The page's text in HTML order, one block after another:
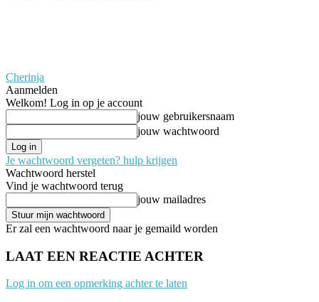
Cherinja
Aanmelden
Welkom! Log in op je account
jouw gebruikersnaam
jouw wachtwoord
Je wachtwoord vergeten? hulp krijgen
Wachtwoord herstel
Vind je wachtwoord terug
jouw mailadres
Er zal een wachtwoord naar je gemaild worden
LAAT EEN REACTIE ACHTER
Log in om een opmerking achter te laten